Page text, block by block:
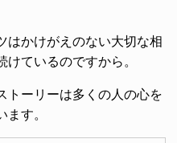
はかけがえのない大切な相
ているのですから。
トーリーは多くの人の心を
す。